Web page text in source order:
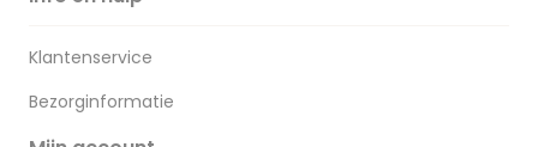
Klantenservice
Bezorginformatie